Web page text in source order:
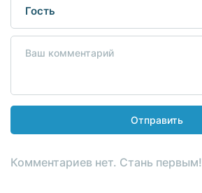
Отправить
Комментариев нет. Стань первым!